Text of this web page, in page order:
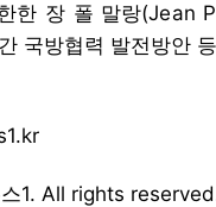
한 장 폴 말랑(Jean
국방협력 발전방안
1. All rights